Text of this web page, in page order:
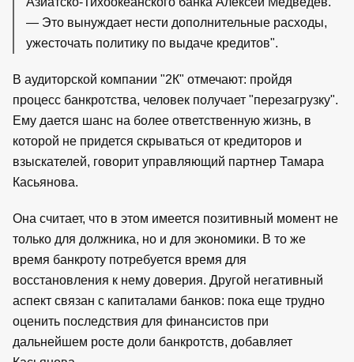
— Это вынуждает нести дополнительные расходы,
ужесточать политику по выдаче кредитов".
В аудиторской компании "2К" отмечают: пройдя
процесс банкротства, человек получает "перезагрузку".
Ему дается шанс на более ответственную жизнь, в
которой не придется скрываться от кредиторов и
взыскателей, говорит управляющий партнер Тамара
Касьянова.
Она считает, что в этом имеется позитивный момент не
только для должника, но и для экономики. В то же
время банкроту потребуется время для
восстановления к нему доверия. Другой негативный
аспект связан с капиталами банков: пока еще трудно
оценить последствия для финансистов при
дальнейшем росте доли банкротств, добавляет